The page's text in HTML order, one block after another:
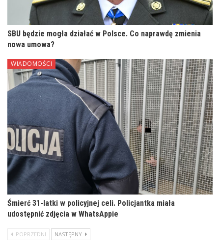
SBU będzie mogła działać w Polsce. Co naprawdę zmienia
nowa umowa?
WIADOMOŚCI
Śmierć 31-latki w policyjnej celi. Policjantka miała
udostępnić zdjęcia w WhatsAppie
POPRZEDNI NASTĘPNY